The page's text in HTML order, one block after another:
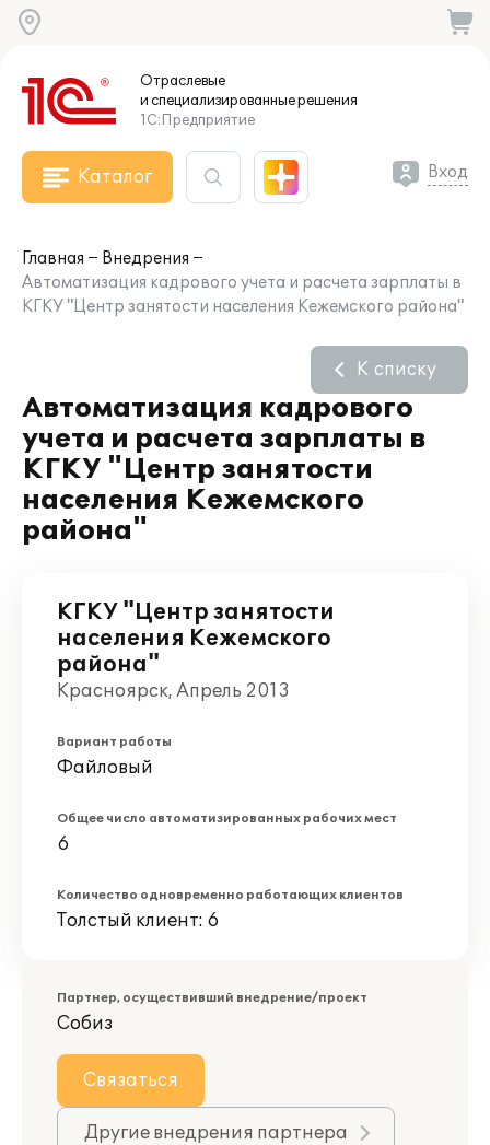
Отраслевые
и специализированныерешения
1С:Предприятие
Каталог Вход
Главная
Внедрения
Автоматизация кадрового учета и расчета зарплаты в
КГКУ "Центр занятости населения Кежемского района"
Автоматизация кадрового
учета и расчета зарплаты в
КГКУ "Центр занятости
населения Кежемского
района"
К списку
КГКУ "Центр занятости
населения Кежемского
района"
Красноярск, Апрель 2013
Вариант работы
Файловый
Общее число автоматизированных рабочих мест
6
Количество одновременно работающих клиентов
Толстый клиент: 6
Партнер, осуществивший внедрение/проект
Собиз
Связаться
Другие внедрения партнера